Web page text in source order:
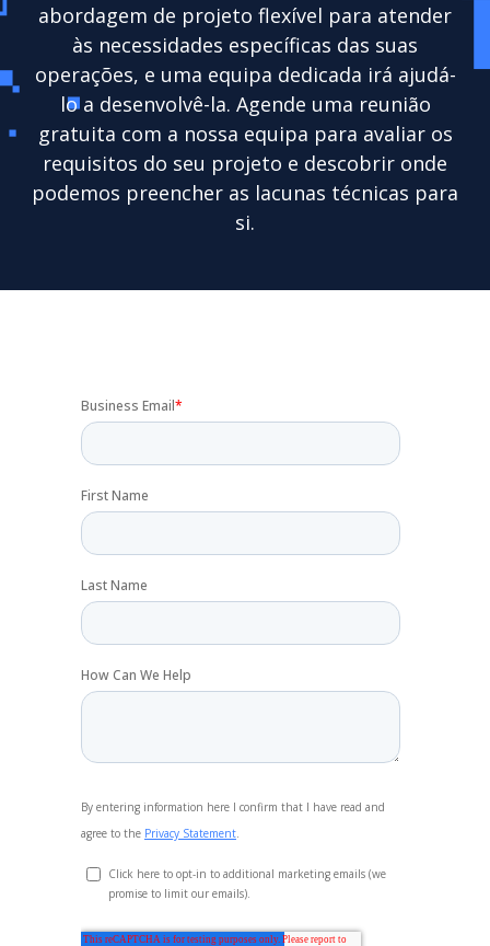
abordagem de projeto flexível para atender
às necessidades específicas das suas
operações, e uma equipa dedicada irá ajudá-
lo a desenvolvê-la. Agende uma reunião
gratuita com a nossa equipa para avaliar os
requisitos do seu projeto e descobrir onde
podemos preencher as lacunas técnicas para
si.